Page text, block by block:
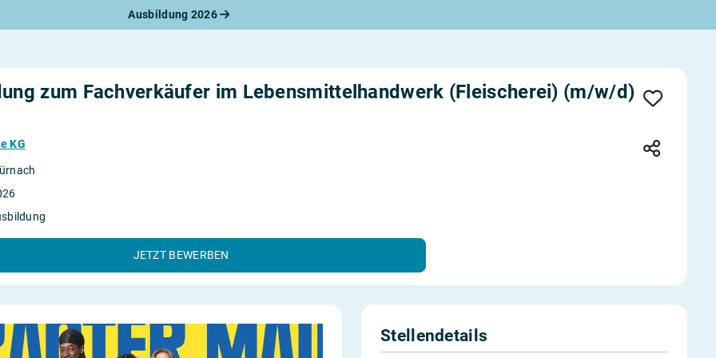
Ausbildung 2026
Bewerbung
zum Fachverkäufer im Lebensmittelhandwerk (Fleischerei) (m/w/d)
KG
JETZT BEWERBEN
Stellendetails